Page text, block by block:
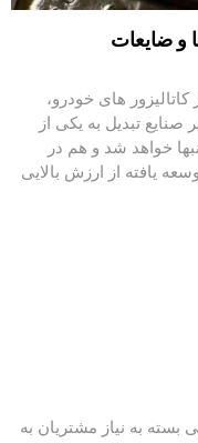
و ضایعات
های خودرو،
تبدیل به یکی از
خواهد شد و هم در
یافته از ارزش بالایی
بسته به نیاز مشتریان به